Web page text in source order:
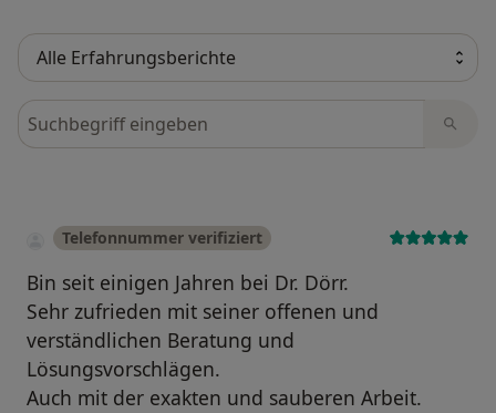
Bewertungen durchsuchen
Telefonnummer verifiziert
Bin seit einigen Jahren bei Dr. Dörr.
Sehr zufrieden mit seiner offenen und
verständlichen Beratung und
Lösungsvorschlägen.
Auch mit der exakten und sauberen Arbeit.